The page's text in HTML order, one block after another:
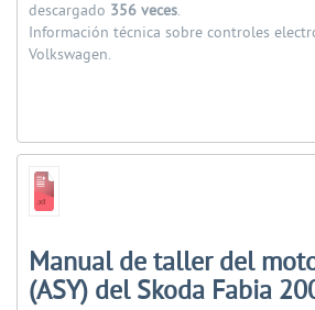
descargado 356 veces.
Información técnica sobre controles
Volkswagen.
Manual de taller del
(ASY) del Skoda Fabia